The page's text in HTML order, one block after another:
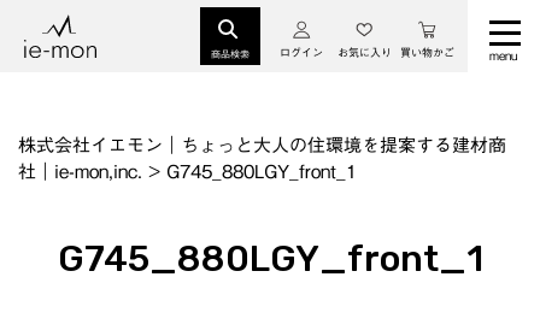
商品検索 ログイン お気に入り 買い物かご
株式会社イエモン｜ちょっと大人の住環境を提案する建材商
社｜ie-mon,inc. > G745_880LGY_front_1
G745_880LGY_front_1